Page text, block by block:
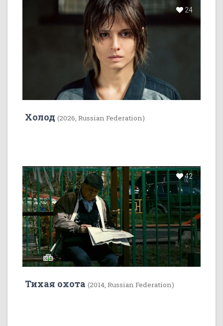
24
Холод (2026, Russian Federation)
42
Тихая охота (2014, Russian Federation)